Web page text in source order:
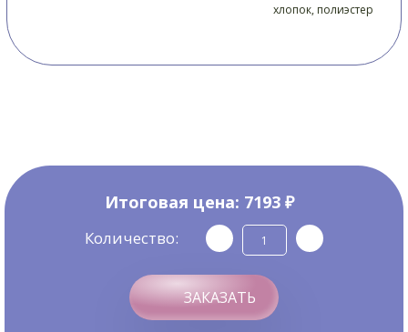
хлопок, полиэстер
Итоговая цена: 7193 ₽
Количество:
ЗАКАЗАТЬ